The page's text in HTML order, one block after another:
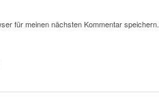
für meinen nächsten Kommentar speichern.